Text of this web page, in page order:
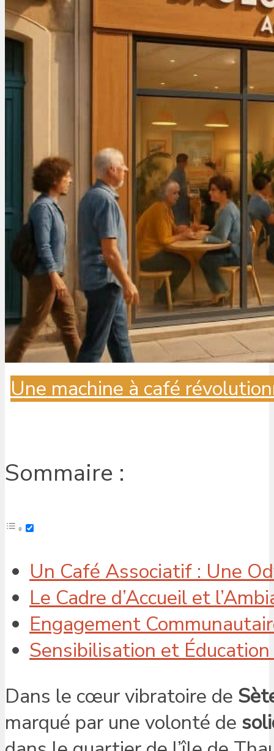
Une machine à café
Sommaire :
Un Café Associatif : Une
Le Cadre d’Accueil et
Engagement
Sensibilisation et Éducation
Dans le cœur vibratoire de
marqué par une volonté de